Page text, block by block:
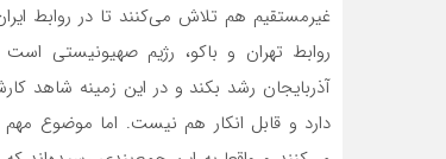
غیرمستقیم هم تلاش می‌کنند تا در روابط
روابط تهران و باکو، رژیم صهیونیستی
آذربایجان رشد بکند و در این زمینه شاهد
دارد و قابل انکار هم نیست. اما موضوع